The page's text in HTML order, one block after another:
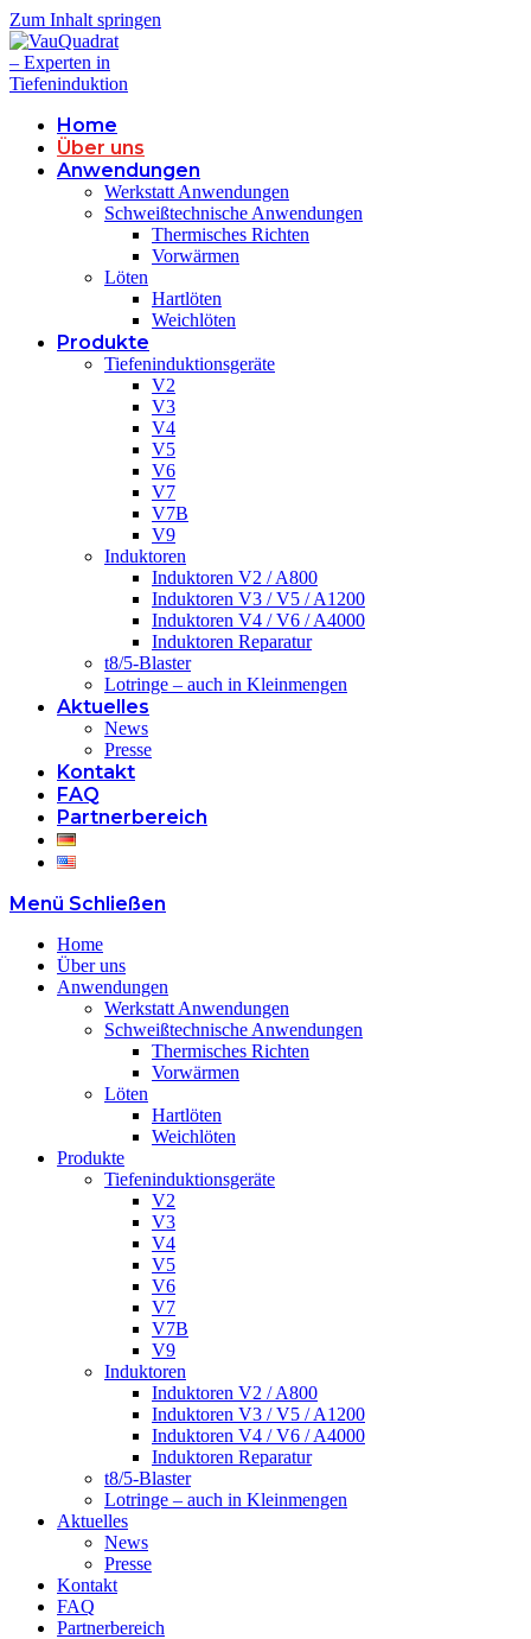
Zum Inhalt springen
Home
Über uns
Anwendungen
Werkstatt Anwendungen
Schweißtechnische Anwendungen
Thermisches Richten
Vorwärmen
Löten
Hartlöten
Weichlöten
Produkte
Tiefeninduktionsgeräte
V2
V3
V4
V5
V6
V7
V7B
V9
Induktoren
Induktoren V2 / A800
Induktoren V3 / V5 / A1200
Induktoren V4 / V6 / A4000
Induktoren Reparatur
t8/5-Blaster
Lotringe – auch in Kleinmengen
Aktuelles
News
Presse
Kontakt
FAQ
Partnerbereich
Menü Schließen
Home
Über uns
Anwendungen
Werkstatt Anwendungen
Schweißtechnische Anwendungen
Thermisches Richten
Vorwärmen
Löten
Hartlöten
Weichlöten
Produkte
Tiefeninduktionsgeräte
V2
V3
V4
V5
V6
V7
V7B
V9
Induktoren
Induktoren V2 / A800
Induktoren V3 / V5 / A1200
Induktoren V4 / V6 / A4000
Induktoren Reparatur
t8/5-Blaster
Lotringe – auch in Kleinmengen
Aktuelles
News
Presse
Kontakt
FAQ
Partnerbereich